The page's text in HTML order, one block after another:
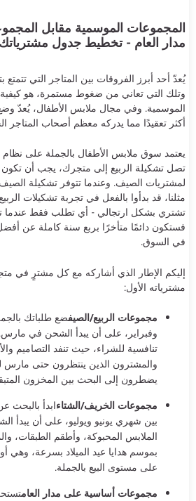
المجموعات الموسمية مقابل
مدار العام - تخطيط جدول مشترياتك
يُعدّ أحد أبرز الفروقات بين المتاجر التي
وتلك التي تعاني من ضغوط مستمرة، هو كيفية
الموسمية. وفي مجال ملابس الأطفال، يُعدّ
أكثر تعقيدًا مما يدركه معظم أصحاب المتاجر
يعتمد سوق ملابس الأطفال بالجملة على نظام
تصل تشكيلة الربيع إلى متجرك، يجب أن تكون
لمشتريات الصيف. وعندما تتوفر تشكيلة
مثلنا، قد بدأوا بالفعل في تجربة تشكيلات
تشتري بشكل ارتجالي - أي تطلب فقط عندما
فستكون دائمًا متأخرًا بربع سنة كاملة عن
في السوق.
إليكم الإطار الذي أشاركه مع كل مشترٍ في
مشترياته الأول:
مجموعات الربيع/الصيفضع طلباتك
وفبراير، على أن يبدأ الشحن في مارس.
تنافسية للشراء، حيث تنفد التصاميم
والمشترون الذين ينتظرون حتى مارس
يضطرون إلى البحث بين المخزون
مجموعات الخريف/الشتاءابدأ بالبحث
بين شهري يونيو ويوليو، على أن
الملابس المحبوكة، وأطقم الطبقات،
بموسم هدايا عيد الميلاد بسرعة، وهي
على مستوى البيع بالجملة.
مجموعات أساسية على مدار العام